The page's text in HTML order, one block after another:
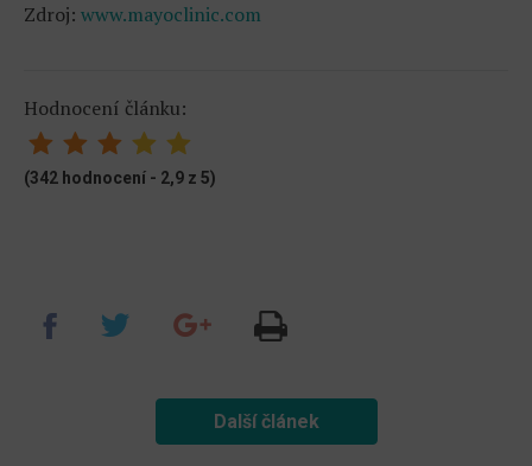
Zdroj: www.mayoclinic.com
Hodnocení článku:
(342 hodnocení - 2,9 z 5)
Další článek